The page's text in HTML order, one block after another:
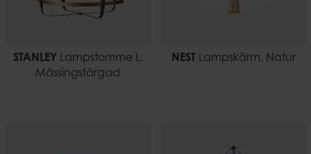
STANLEY Lampstomme L,
Mässingsfärgad
NEST Lampskärm, Natur